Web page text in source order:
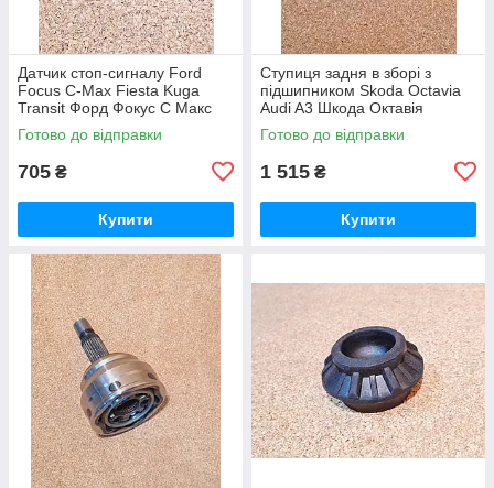
Датчик стоп-сигналу Ford
Focus C-Max Fiesta Kuga
Transit Форд Фокус С Макс
Фієста Фиеста Куга Транзіт
Транзит
Готово до відправки
705 ₴
Купити
Ступиця задня в зборі з
підшипником Skoda Octavia
Audi A3 Шкода Октавія
Октавия Ауді Ауди А3 ТТ
Готово до відправки
1 515 ₴
Купити